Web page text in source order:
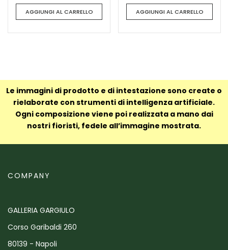
AGGIUNGI AL CARRELLO AGGIUNGI AL CARRELLO
Le immagini di prodotto e di intestazione sono create o
rielaborate con strumenti di intelligenza artificiale.
Ogni composizione viene poi realizzata a mano dai
nostri fioristi, fedele all’immagine mostrata.
COMPANY
GALLERIA GARGIULO
Corso Garibaldi 260
80139 - Napoli